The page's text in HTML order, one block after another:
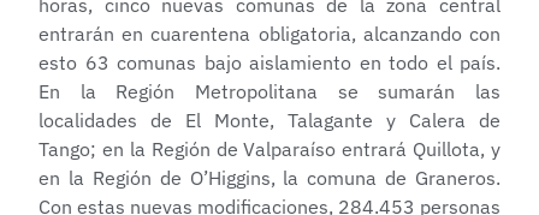
horas, cinco nuevas comunas de la zona central
entrarán en cuarentena obligatoria, alcanzando con
esto 63 comunas bajo aislamiento en todo el país.
En la Región Metropolitana se sumarán las
localidades de El Monte, Talagante y Calera de
Tango; en la Región de Valparaíso entrará Quillota, y
en la Región de O’Higgins, la comuna de Graneros.
Con estas nuevas modificaciones, 284.453 personas